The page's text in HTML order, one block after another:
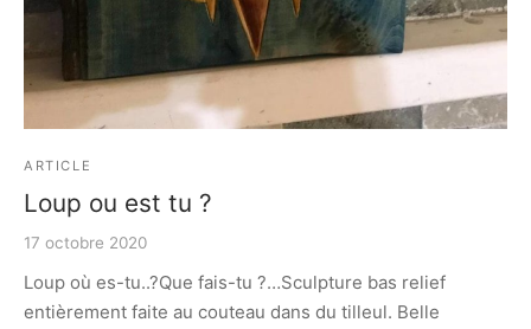
ARTICLE
Loup ou est tu ?
17 octobre 2020
Loup où es-tu..?Que fais-tu ?…Sculpture bas relief
entièrement faite au couteau dans du tilleul. Belle